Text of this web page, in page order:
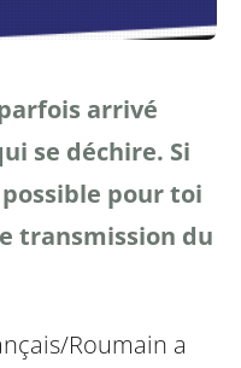
arrivé
se déchire. Si
pour toi
transmission du
Roumain a